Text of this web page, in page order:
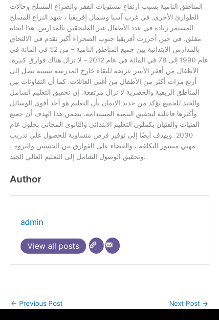
المناطق النامية بسبب ارتفاع مستويات الفقر والصراع المسلح وحالات
الطوارئ الأخرى. في غرب آسيا وشمال إفريقيا ، شهد النزاع المسلح
المستمر زيادة في عدد الأطفال غير الملتحقين بالمدارس. هذا اتجاه
مقلق. في حين أحرزت أفريقيا جنوب الصحراء أكبر تقدم في الالتحاق
بالمدارس الابتدائية بين جميع المناطق النامية – من 52 في المائة في
عام 1990 إلى 78 في المائة في عام 2012 – لا تزال هناك فوارق كبيرة.
الأطفال من أفقر الأسر عرضة للبقاء خارج المدرسة بنسبة تصل إلى
أربع مرات أكثر من الأطفال من أغنى العائلات. كما أن التفاوتات بين
المناطق الريفية والحضرية لا تزال مرتفعة. إن تحقيق التعليم الشامل
والجيد للجميع يؤكد من جديد الإيمان بأن التعليم هو أحد أقوى الوسائل
وأكثرها فاعلية لتحقيق التنمية المستدامة. يضمن هذا الهدف أن جميع
الفتيات والفتيان يكملون التعليم الابتدائي والثانوي المجاني بحلول عام
2030. ويهدف أيضًا إلى توفير فرص متساوية للحصول على تدريب
مهني ميسور التكلفة ، والقضاء على الفوارق بين الجنسين والثروة ،
وتحقيق الوصول الشامل إلى التعليم العالي الجيد.
Author
admin
View all posts
← Previous Post Next Post →